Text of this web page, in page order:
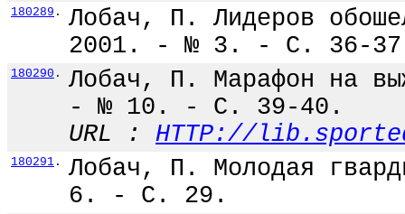
180289 .
Лобач, П. Лидеров
2001. - № 3. - С. 36-
180290 .
Лобач, П. Марафон на
- № 10. - С. 39-40.
URL : HTTP://
180291 .
Лобач, П. Молодая
6. - С. 29.